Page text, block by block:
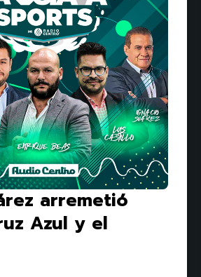
arremetió
Azul y el